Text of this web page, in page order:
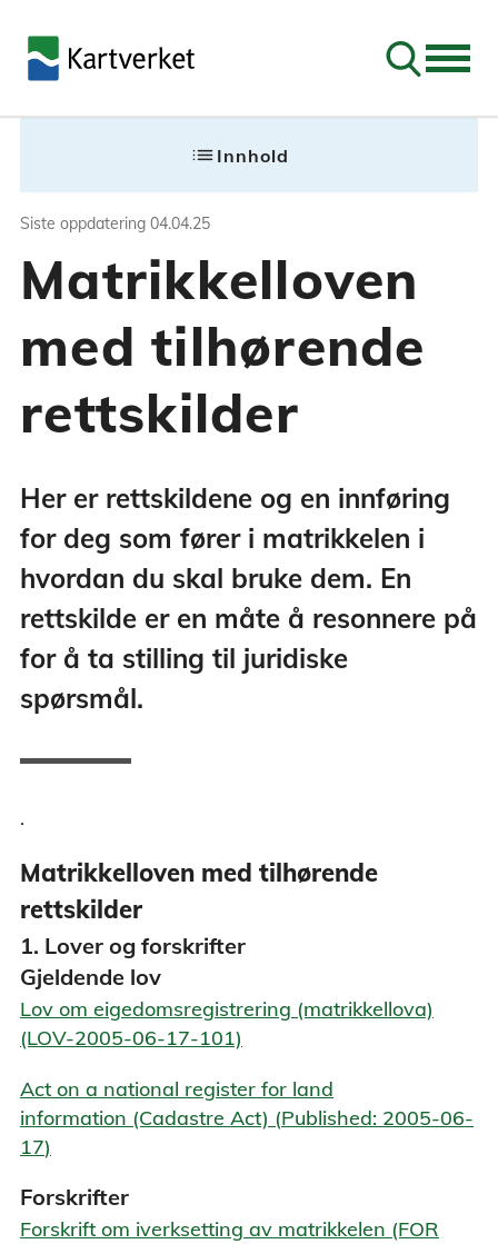
Søk
Matrikkelloven
Her er rettskildene og en innføring
list Innhold
Siste oppdatering 04.04.25
Matrikkelloven
med tilhørende
rettskilder
Her er rettskildene og en innføring
for deg som fører i matrikkelen i
hvordan du skal bruke dem. En
rettskilde er en måte å resonnere på
for å ta stilling til juridiske
spørsmål.
.
Matrikkelloven med tilhørende
rettskilder
1. Lover og forskrifter
Gjeldende lov
Lov om eigedomsregistrering (matrikkellova)
(LOV-2005-06-17-101)
Act on a national register for land
information (Cadastre Act) (Published: 2005-06-
17)
Forskrifter
Forskrift om iverksetting av matrikkelen (FOR